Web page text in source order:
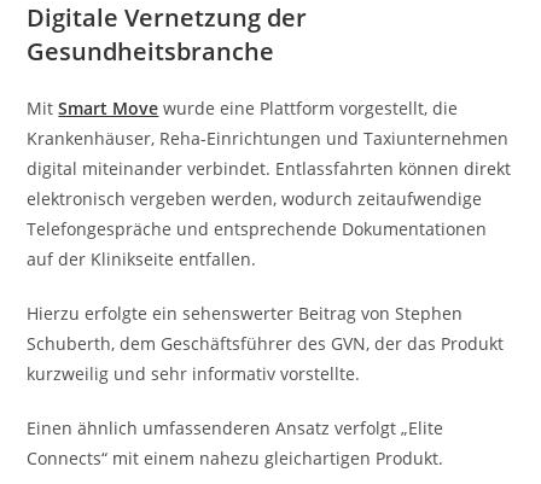
Digitale Vernetzung der
Gesundheitsbranche
MitSmart Move wurde eine Plattform vorgestellt, die
Krankenhäuser, Reha-Einrichtungen und Taxiunternehmen
digital miteinander verbindet. Entlassfahrten können direkt
elektronisch vergeben werden, wodurch zeitaufwendige
Telefongespräche und entsprechende Dokumentationen
auf der Klinikseite entfallen.
Hierzu erfolgte ein sehenswerter Beitrag von Stephen
Schuberth, dem Geschäftsführer des GVN, der das Produkt
kurzweilig und sehr informativ vorstellte.
Einen ähnlich umfassenderen Ansatz verfolgt „Elite
Connects“ mit einem nahezu gleichartigen Produkt.